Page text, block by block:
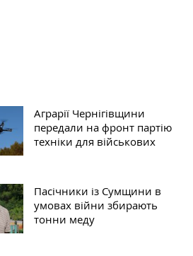
Аграрії Чернігівщини
передали на фронт партію
техніки для військових
Пасічники із Сумщини в
умовах війни збирають
тонни меду